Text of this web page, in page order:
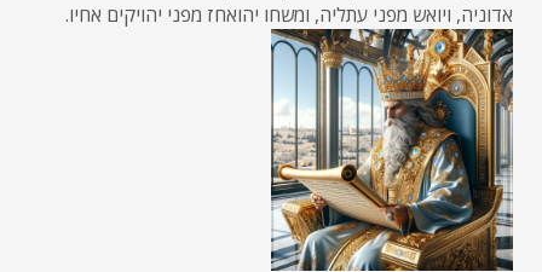
אדוניה, ויואש מפני עתליה, ומשחו יהואחז מפני יהויקים אחיו.